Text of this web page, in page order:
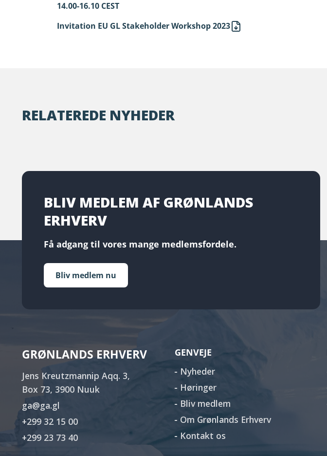
14.00-16.10 CEST
Invitation EU GL Stakeholder Workshop 2023
RELATEREDE NYHEDER
BLIV MEDLEM AF GRØNLANDS
ERHVERV
Få adgang til vores mange medlemsfordele.
Bliv medlem nu
GRØNLANDS ERHVERV
Jens Kreutzmannip Aqq. 3,
Box 73, 3900 Nuuk
ga@ga.gl
+299 32 15 00
+299 23 73 40
GENVEJE
Nyheder
Høringer
Bliv medlem
Om Grønlands Erhverv
Kontakt os